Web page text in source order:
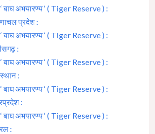
बाघ अभयारण्य ‘ ( Tiger Reserve ) :
प्रदेश :
बाघ अभयारण्य ‘ ( Tiger Reserve ) :
:
बाघ अभयारण्य ‘ ( Tiger Reserve ) :
:
बाघ अभयारण्य ‘ ( Tiger Reserve ) :
:
बाघ अभयारण्य ‘ ( Tiger Reserve ) :
: